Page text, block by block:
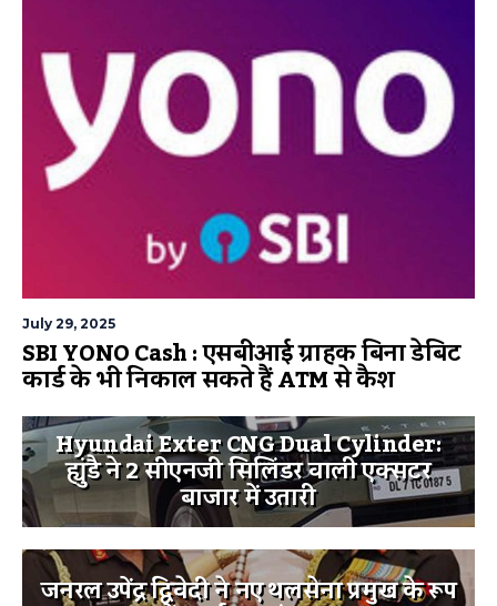
July 29, 2025
SBI YONO Cash : एसबीआई ग्राहक बिना डेबिट
कार्ड के भी निकाल सकते हैं ATM से कैश
Hyundai Exter CNG Dual Cylinder:
ह्युंडै ने 2 सीएनजी सिलिंडर वाली एक्सटर
बाजार में उतारी
जनरल उपेंद्र द्विवेदी ने नए थलसेना प्रमुख के रूप